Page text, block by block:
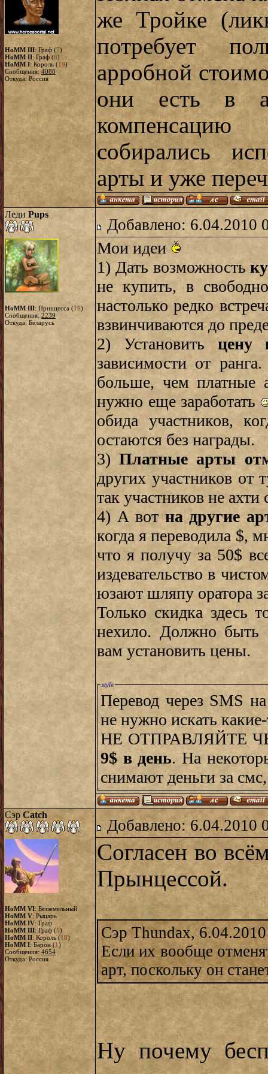
HoMM III: Граф (7)
HoMM II: Граф (6)
HoMM I: Король (19)
Сообщения: 4088
Откуда: Россия
же Тройке
потребует
арробной
они есть в
собирались
арты и уже
Леди Pups
HoMM III: Принцесса (19)
Сообщения: 2239
Откуда: Беларусь
Добавлено: 6.04.2010
Мои идеи
1) Дать возможность
не купить, в
настолько редко
взвинчиваются до
2) Установить цену
зависимости от
больше, чем платные
нужно еще заработать
обида участников,
остаются без награды.
3)Платные арты
других участников от
так участников не ахти
4) А вотна другие
когда я переводила $,
что я получу за 50$
издевательство в
юзают шляпу оратора
Только скидка здесь
нехило. Должно быть
вам установить цены.
style
Перевод через SMS
не нужно искать
НЕ ОТПРАВЛЯЙТЕ
9$ в день. На
снимают деньги за
Сэр Catch
HoMM VI: Безземельный
HoMM V: Рыцарь
HoMM IV: Граф
HoMM III: Граф (5)
HoMM II: Король (18)
HoMM I: Барон (1)
Сообщения: 4654
Откуда: Россия
Добавлено: 6.04.2010
Согласен во
Прынцессой.
Сэр Thundax,
Если их вообще
арт, поскольку он
Ну почему